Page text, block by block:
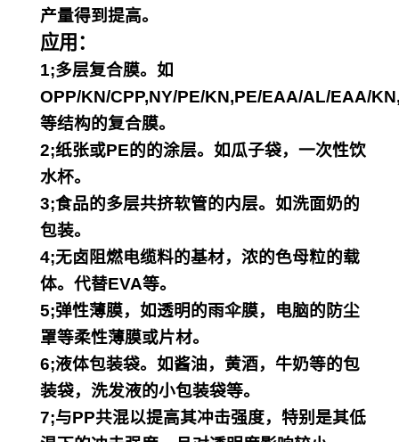
产量得到提高。
应用：
1;多层复合膜。如
OPP/KN/CPP,NY/PE/KN,PE/EAA/AL/EAA/
等结构的复合膜。
2;纸张或PE的的涂层。如瓜子袋，一次性饮
水杯。
3;食品的多层共挤软管的内层。如洗面奶的
包装。
4;无卤阻燃电缆料的基材，浓的色母粒的载
体。代替EVA等。
5;弹性薄膜，如透明的雨伞膜，电脑的防尘
罩等柔性薄膜或片材。
6;液体包装袋。如酱油，黄酒，牛奶等的包
装袋，洗发液的小包装袋等。
7;与PP共混以提高其冲击强度，特别是其低